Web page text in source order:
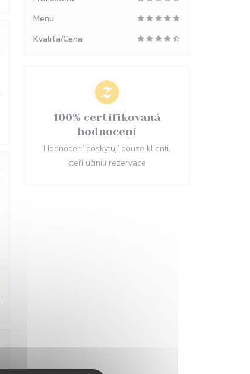
Menu
Kvalita/Cena
100% certifikovaná
hodnocení
Hodnocení poskytují pouze klienti,
kteří učinili rezervace